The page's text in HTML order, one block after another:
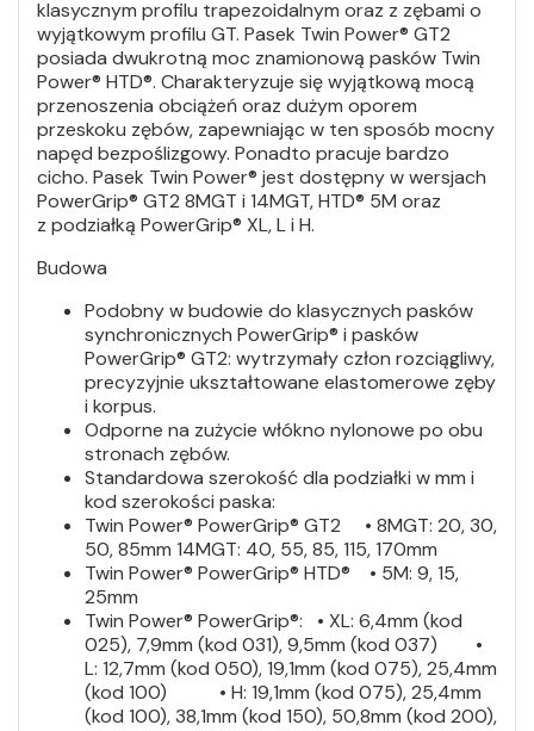
klasycznym profilu trapezoidalnym oraz z zębami o
wyjątkowym profilu GT. Pasek Twin Power® GT2
posiada dwukrotną moc znamionową pasków Twin
Power® HTD®. Charakteryzuje się wyjątkową mocą
przenoszenia obciążeń oraz dużym oporem
przeskoku zębów, zapewniając w ten sposób mocny
napęd bezpoślizgowy. Ponadto pracuje bardzo
cicho. Pasek Twin Power® jest dostępny w wersjach
PowerGrip® GT2 8MGT i 14MGT, HTD® 5M oraz
z podziałką PowerGrip® XL, L i H.
Budowa
Podobny w budowie do klasycznych pasków
synchronicznych PowerGrip® i pasków
PowerGrip® GT2: wytrzymały człon rozciągliwy,
precyzyjnie ukształtowane elastomerowe zęby
i korpus.
Odporne na zużycie włókno nylonowe po obu
stronach zębów.
Standardowa szerokość dla podziałki w mm i
kod szerokości paska:
Twin Power® PowerGrip® GT2 • 8MGT: 20, 30,
50, 85mm 14MGT: 40, 55, 85, 115, 170mm
Twin Power® PowerGrip® HTD® • 5M: 9, 15,
25mm
Twin Power® PowerGrip®: • XL: 6,4mm (kod
025), 7,9mm (kod 031), 9,5mm (kod 037) •
L: 12,7mm (kod 050), 19,1mm (kod 075), 25,4mm
(kod 100) • H: 19,1mm (kod 075), 25,4mm
(kod 100), 38,1mm (kod 150), 50,8mm (kod 200),